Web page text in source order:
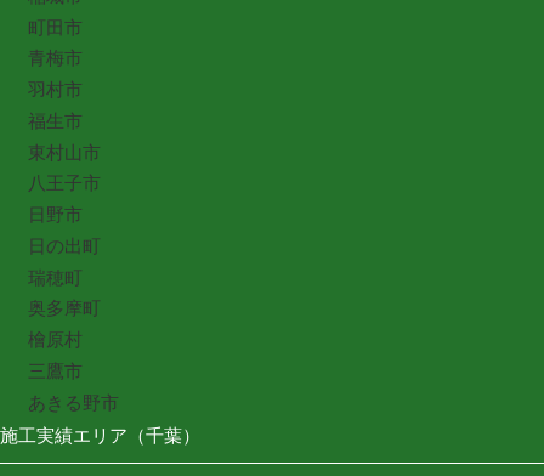
町田市
青梅市
羽村市
福生市
東村山市
八王子市
日野市
日の出町
瑞穂町
奥多摩町
檜原村
三鷹市
あきる野市
施工実績エリア（千葉）